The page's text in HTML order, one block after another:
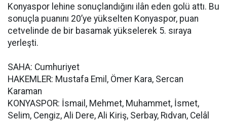
Konyaspor lehine sonuçlandığını ilân eden golü attı. Bu
sonuçla puanını 20’ye yükselten Konyaspor, puan
cetvelinde de bir basamak yükselerek 5. sıraya
yerleşti.
SAHA: Cumhuriyet
HAKEMLER: Mustafa Emil, Ömer Kara, Sercan
Karaman
KONYASPOR: İsmail, Mehmet, Muhammet, İsmet,
Selim, Cengiz, Ali Dere, Ali Kiriş, Serbay, Rıdvan, Celâl